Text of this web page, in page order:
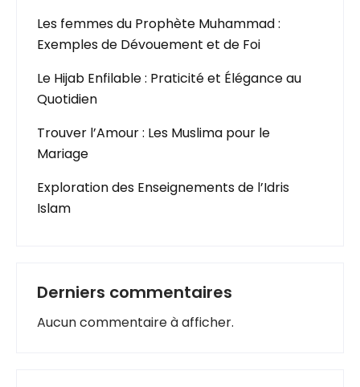
Les femmes du Prophète Muhammad :
Exemples de Dévouement et de Foi
Le Hijab Enfilable : Praticité et Élégance au
Quotidien
Trouver l’Amour : Les Muslima pour le
Mariage
Exploration des Enseignements de l’Idris
Islam
Derniers commentaires
Aucun commentaire à afficher.